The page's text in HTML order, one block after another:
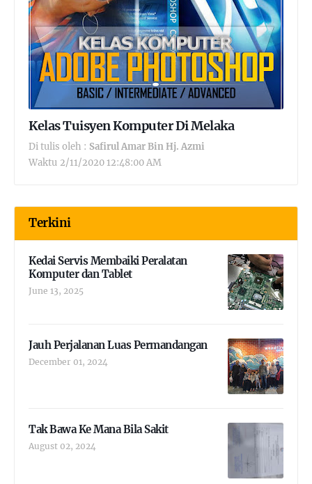
Kelas Tuisyen Komputer Di Melaka
Di tulis oleh : Safirul Amar Bin Hj. Azmi
Waktu 2/11/2020 12:48:00 AM
Terkini
Kedai Servis Membaiki Peralatan
Komputer dan Tablet
June 13, 2025
Jauh Perjalanan Luas Permandangan
December 01, 2024
Tak Bawa Ke Mana Bila Sakit
August 02, 2024